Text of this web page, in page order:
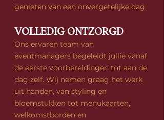
genieten van een onvergetelijke dag.
VOLLEDIG ONTZORGD
Ons ervaren team van
eventmanagers begeleidt jullie vanaf
de eerste voorbereidingen tot aan de
dag zelf. Wij nemen graag het werk
uit handen, van styling en
bloemstukken tot menukaarten,
welkomstborden en